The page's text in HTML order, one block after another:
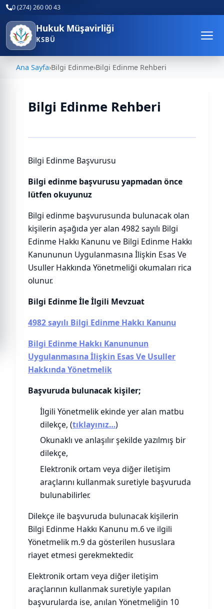
0 (274) 260 00 43
Hukuk Müşavirliği
KSBÜ
Ana Sayfa›Bilgi Edinme›Bilgi Edinme Rehberi
Bilgi Edinme Rehberi
Bilgi Edinme Başvurusu
Bilgi edinme başvurusu yapmadan önce
lütfen okuyunuz
Bilgi edinme başvurusunda bulunacak olan
kişilerin aşağıda yer alan 4982 sayılı Bilgi
Edinme Hakkı Kanunu ve Bilgi Edinme Hakkı
Kanununun Uygulanmasına İlişkin Esas Ve
Usuller Hakkında Yönetmeliği okumaları rica
olunur.
Bilgi Edinme İle İlgili Mevzuat
4982 sayılı Bilgi Edinme Hakkı Kanunu
Bilgi Edinme Hakkı Kanununun
Uygulanmasına İlişkin Esas Ve Usuller
Hakkında Yönetmelik
Başvuruda bulunacak kişiler;
İlgili Yönetmelik ekinde yer alan matbu
dilekçe, (tıklayınız…)
Okunaklı ve anlaşılır şekilde yazılmış bir
dilekçe,
Elektronik ortam veya diğer iletişim
araçlarını kullanmak suretiyle başvuruda
bulunabilirler.
Dilekçe ile başvuruda bulunacak kişilerin
Bilgi Edinme Hakkı Kanunu m.6 ve ilgili
Yönetmelik m.9 da gösterilen hususlara
riayet etmesi gerekmektedir.
Elektronik ortam veya diğer iletişim
araçlarının kullanmak suretiyle yapılan
başvurularda ise, anılan Yönetmeliğin 10